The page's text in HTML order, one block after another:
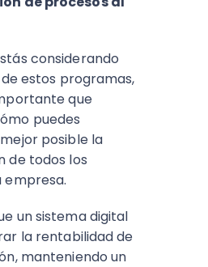
considerando
estos programas,
que
puedes
posible la
de todos los
empresa.
un sistema digital
la rentabilidad de
manteniendo un